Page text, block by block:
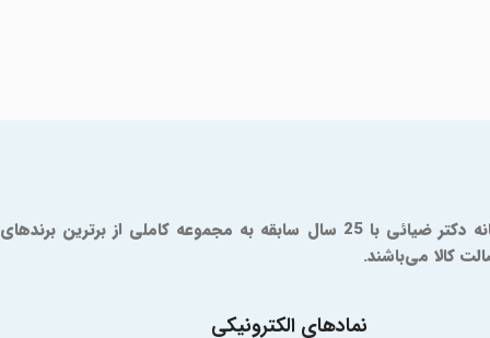
داروخانه آنلاین دکتر ضیائی یک مرجع مورد تایید سازمان و غذا و دارو است که از سال 1379 فعالیت خود را آغاز کرده است. شما در داروخانه دکتر ضیائی با 25 سال سابقه به مجموعه کاملی از برترین برندهای
کالا می‌باشند.
نمادهای الکترونیکی